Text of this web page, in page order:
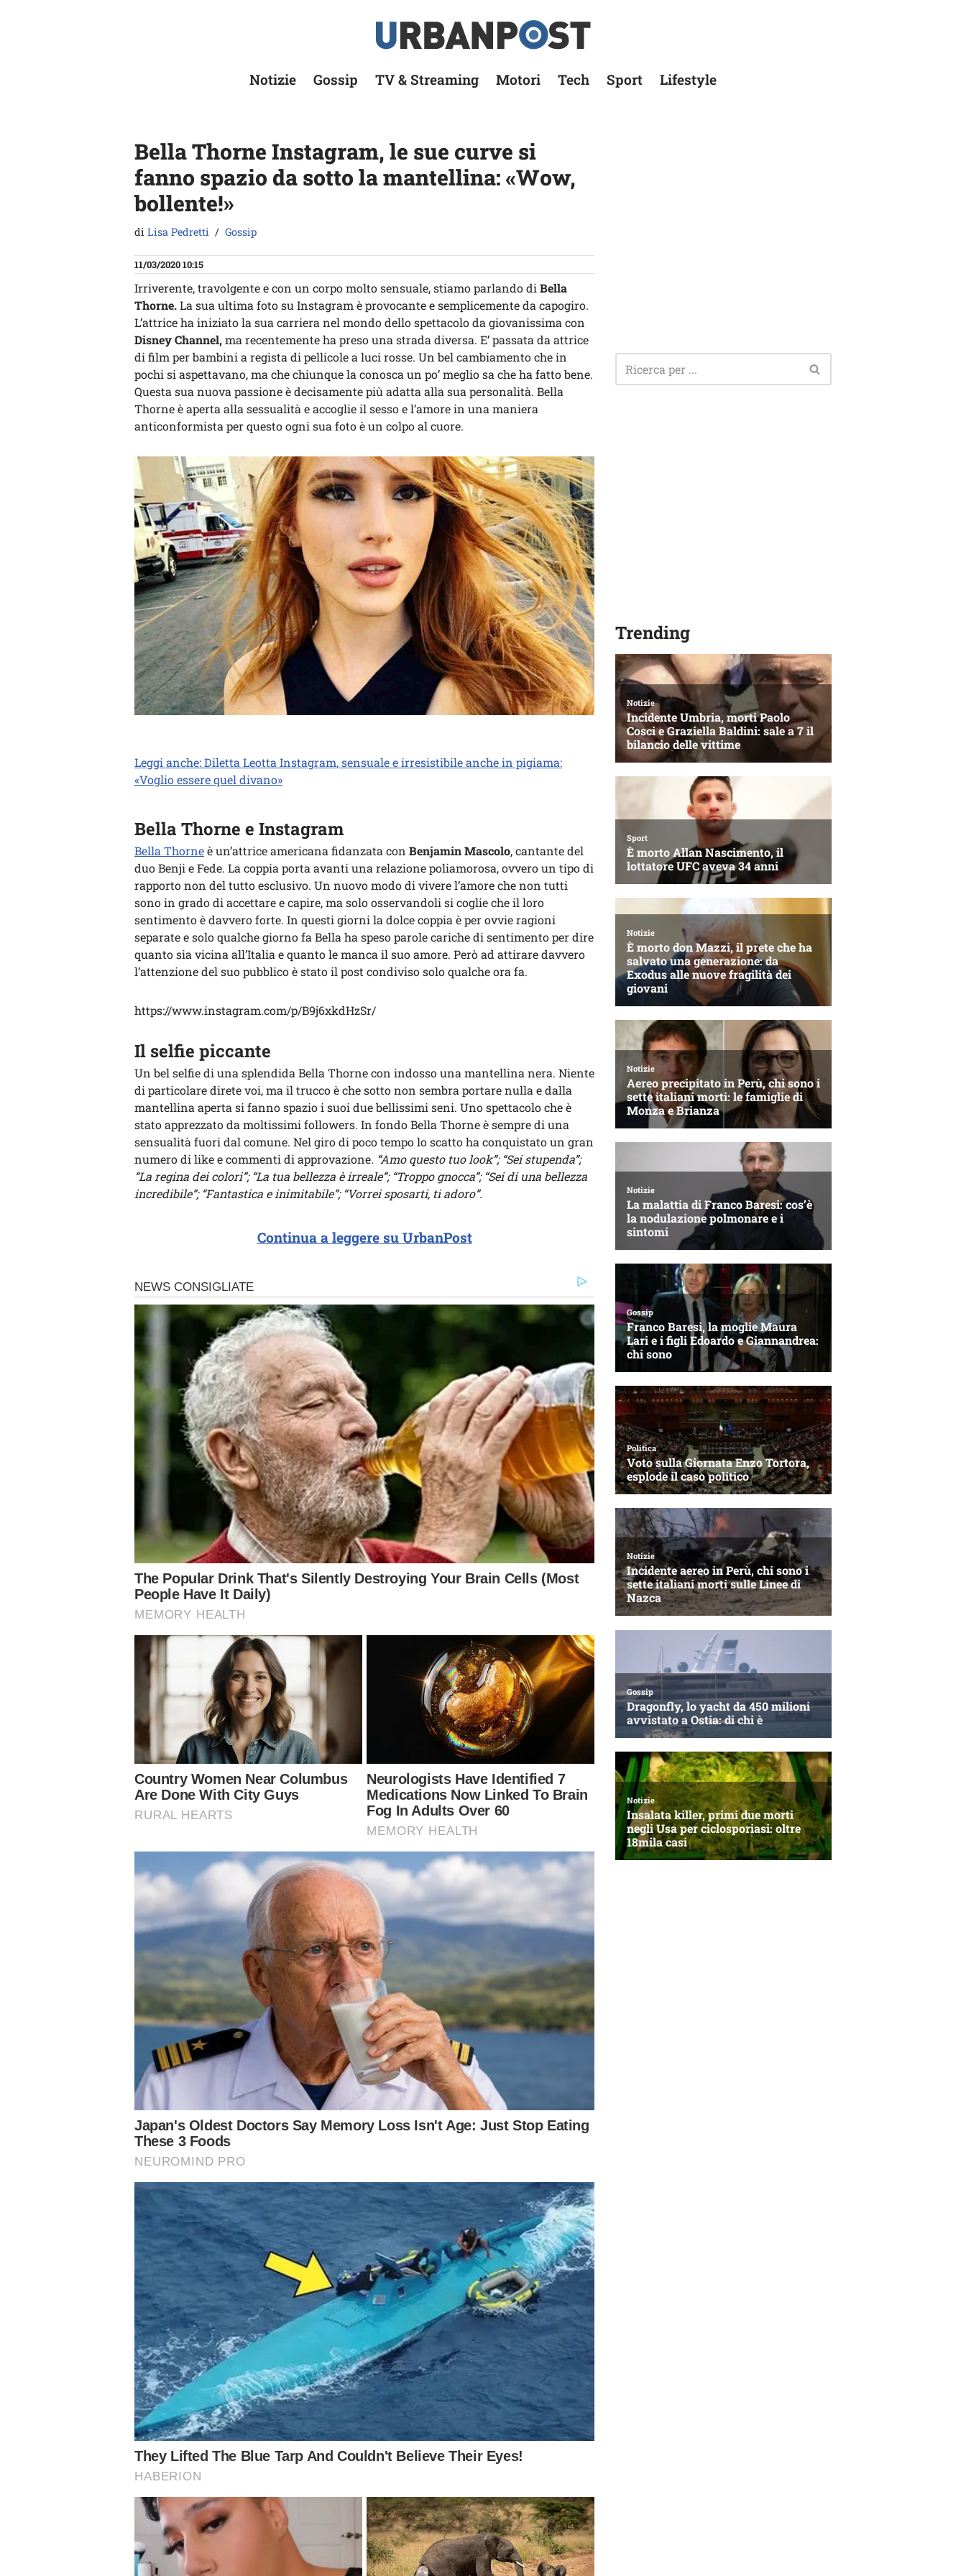
Notizie Gossip TV & Streaming Motori Tech Sport Lifestyle
Bella Thorne Instagram, le sue curve si
fanno spazio da sotto la mantellina: «Wow,
bollente!»
di Lisa Pedretti Gossip
11/03/2020 10:15
Irriverente, travolgente e con un corpo molto sensuale, stiamo parlando di Bella
Thorne.La sua ultima foto su Instagram è provocante e semplicemente da capogiro.
L’attrice ha iniziato la sua carriera nel mondo dello spettacolo da giovanissima con
Disney Channel,ma recentemente ha preso una strada diversa. E’ passata da attrice
di film per bambini a regista di pellicole a luci rosse. Un bel cambiamento che in
pochi si aspettavano, ma che chiunque la conosca un po’ meglio sa che ha fatto bene.
Questa sua nuova passione è decisamente più adatta alla sua personalità. Bella
Thorne è aperta alla sessualità e accoglie il sesso e l’amore in una maniera
anticonformista per questo ogni sua foto è un colpo al cuore.
Leggi anche: Diletta Leotta Instagram, sensuale e irresistibile anche in pigiama:
«Voglio essere quel divano»
Bella Thorne e Instagram
Bella Thorneè un’attrice americana fidanzata con Benjamin Mascolo, cantante del
duo Benji e Fede. La coppia porta avanti una relazione poliamorosa, ovvero un tipo di
rapporto non del tutto esclusivo. Un nuovo modo di vivere l’amore che non tutti
sono in grado di accettare e capire, ma solo osservandoli si coglie che il loro
sentimento è davvero forte. In questi giorni la dolce coppia è per ovvie ragioni
separate e solo qualche giorno fa Bella ha speso parole cariche di sentimento per dire
quanto sia vicina all’Italia e quanto le manca il suo amore. Però ad attirare davvero
l’attenzione del suo pubblico è stato il post condiviso solo qualche ora fa.
https://www.instagram.com/p/B9j6xkdHzSr/
Il selfie piccante
Un bel selfie di una splendida Bella Thorne con indosso una mantellina nera. Niente
di particolare direte voi, ma il trucco è che sotto non sembra portare nulla e dalla
mantellina aperta si fanno spazio i suoi due bellissimi seni. Uno spettacolo che è
stato apprezzato da moltissimi followers. In fondo Bella Thorne è sempre di una
sensualità fuori dal comune. Nel giro di poco tempo lo scatto ha conquistato un gran
numero di like e commenti di approvazione. “Amo questo tuo look”; “Sei stupenda”;
“La regina dei colori”; “La tua bellezza è irreale”; “Troppo gnocca”; “Sei di una bellezza
incredibile”; “Fantastica e inimitabile”; “Vorrei sposarti, ti adoro”.
Continua a leggere su UrbanPost
Trending